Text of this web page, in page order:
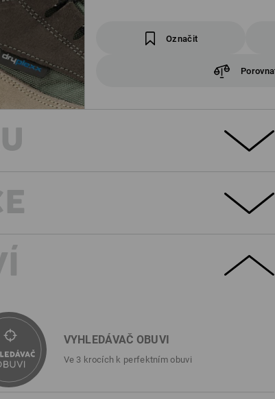
Označit
ZVLÁŠTNOSTI
nepromokavá a prodyšná díky membráně dryplexx
materiál z velurové usně
obruby CORDURA
hmotám a žáruvzdorná cca. do 170°C
720 gramů u velikosti 42
je funkční jen s funkčními pohožkami. Bavlněné ponožky
Funkční ponožky naopak odvádějí vlhkost od nohou ven. Tam
VYHLEDÁVAČ OBUVI
Ve 3 krocích k perfektním obuvi